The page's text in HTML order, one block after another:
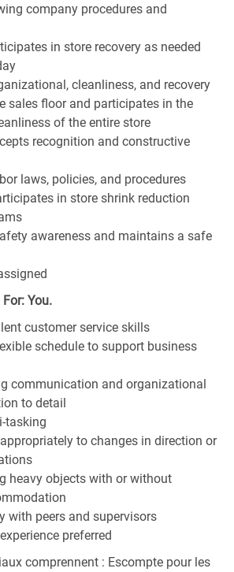
company procedures and
in store recovery as needed
cleanliness, and recovery
sales floor and participates in the
of the entire store
recognition and constructive
laws, policies, and procedures
in store shrink reduction
awareness and maintains a safe
For: You.
customer service skills
schedule to support business
communication and organizational
to detail
tasking
to changes in direction or
heavy objects with or without
with peers and supervisors
preferred
comprennent : Escompte pour les